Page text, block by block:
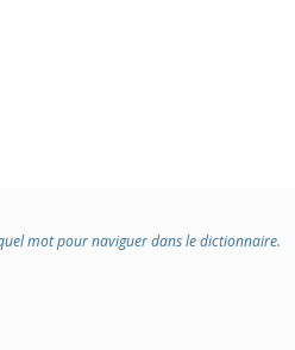
mot pour naviguer dans le dictionnaire.